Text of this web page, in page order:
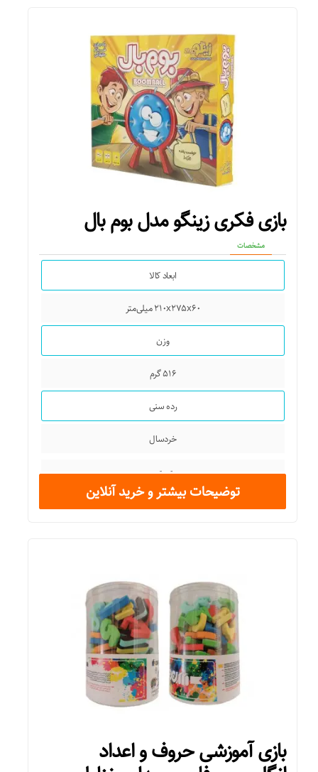
بازی فکری زینگو مدل بوم بال
مشخصات
ابعاد کالا
۲۱۰x۲۷۵x۶۰ میلی‌متر
وزن
۵۱۶ گرم
رده سنی
خردسال
کودک
کمتر از یک ساعت
اهداف آموزشی
تصمیم گیری است.
– ۱ عدد تاس – ۳ عدد پایه – ۹ عدد میله – بادکنک رنگی
توضیحات بیشتر و خرید آنلاین
بازی آموزشی حروف و اعداد